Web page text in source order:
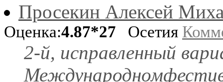
Просекин Алексей
Оценка:4.87*27 Осетия
2-й, исправленный